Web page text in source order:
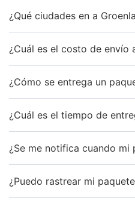
¿Qué ciudades en a
¿Cuál es el costo de envío
¿Cómo se entrega un
¿Cuál es el tiempo de
¿Se me notifica cuando mi
¿Puedo rastrear mi